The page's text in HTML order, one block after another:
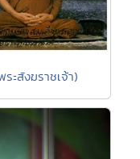
ะสังฆราชเจ้า)